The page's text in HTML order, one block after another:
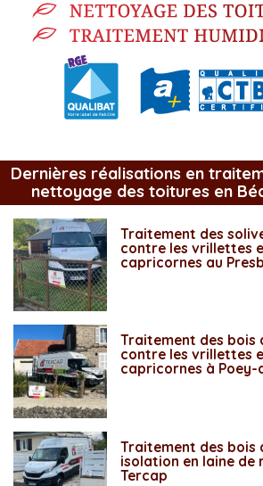
Dernières réalisations en
nettoyage des toitures en
Traitement des
contre les vrillettes
capricornes au
Traitement des bois
contre les vrillettes
capricornes à Poey-
Traitement des bois
isolation en laine de
Tercap